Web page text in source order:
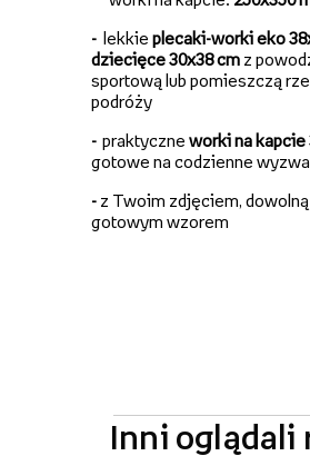
- lekkie plecaki-worki eko
dziecięce 30x38 cm z
sportową lub pomieszczą
podróży
- praktyczne worki na kapcie
gotowe na codzienne
- z Twoim zdjęciem,
gotowym wzorem
Inni oglądali